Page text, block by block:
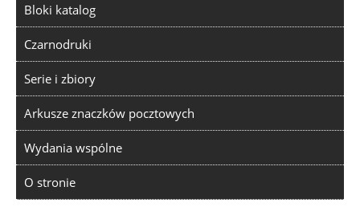
Bloki katalog
Czarnodruki
Serie i zbiory
Arkusze znaczków pocztowych
Wydania wspólne
O stronie